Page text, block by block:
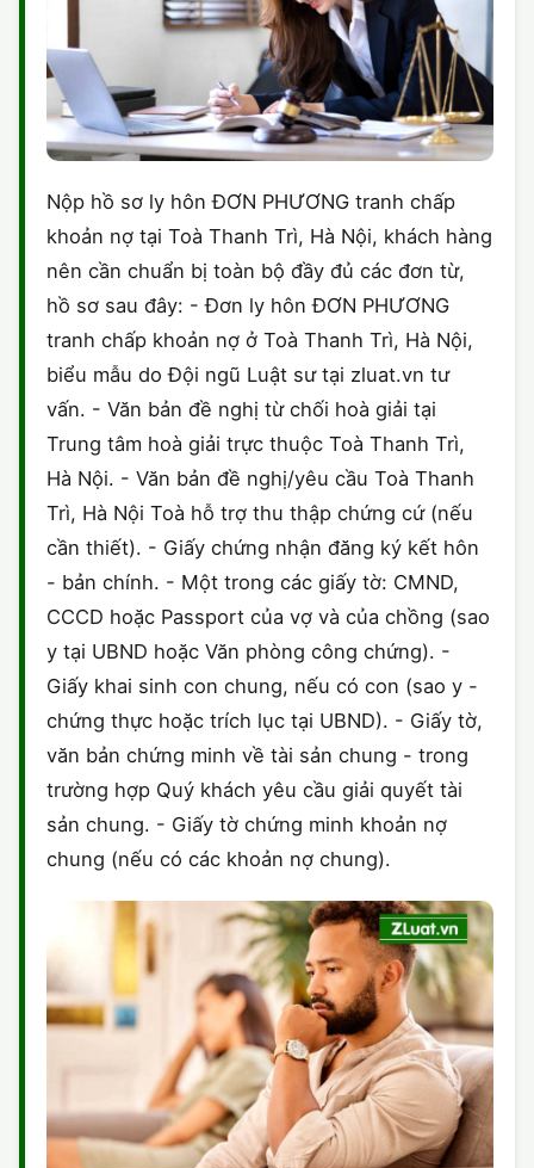
Nộp hồ sơ ly hôn ĐƠN PHƯƠNG tranh chấp
khoản nợ tại Toà Thanh Trì, Hà Nội, khách hàng
nên cần chuẩn bị toàn bộ đầy đủ các đơn từ,
hồ sơ sau đây: - Đơn ly hôn ĐƠN PHƯƠNG
tranh chấp khoản nợ ở Toà Thanh Trì, Hà Nội,
biểu mẫu do Đội ngũ Luật sư tại zluat.vn tư
vấn. - Văn bản đề nghị từ chối hoà giải tại
Trung tâm hoà giải trực thuộc Toà Thanh Trì,
Hà Nội. - Văn bản đề nghị/yêu cầu Toà Thanh
Trì, Hà Nội Toà hỗ trợ thu thập chứng cứ (nếu
cần thiết). - Giấy chứng nhận đăng ký kết hôn
- bản chính. - Một trong các giấy tờ: CMND,
CCCD hoặc Passport của vợ và của chồng (sao
y tại UBND hoặc Văn phòng công chứng). -
Giấy khai sinh con chung, nếu có con (sao y -
chứng thực hoặc trích lục tại UBND). - Giấy tờ,
văn bản chứng minh về tài sản chung - trong
trường hợp Quý khách yêu cầu giải quyết tài
sản chung. - Giấy tờ chứng minh khoản nợ
chung (nếu có các khoản nợ chung).